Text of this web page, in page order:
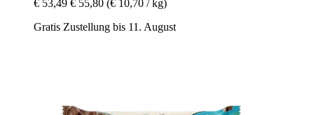
€ 53,49 € 55,80 (€ 10,70 / kg)
Gratis Zustellung bis 11. August